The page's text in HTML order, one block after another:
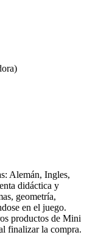
Alemán, Ingles,
didáctica y
geometría,
en el juego.
productos de Mini
finalizar la compra.